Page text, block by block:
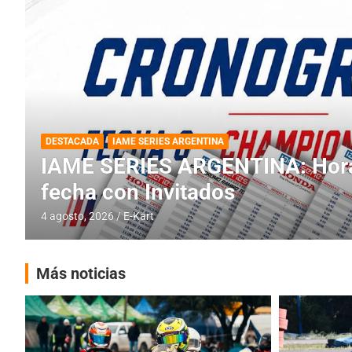
DESTACADA INFORME CENTRAL RMC BUENOS AIRES
RMC BUENOS AIRES: Cerró
histórica en Baradero
4 agosto, 2026 E-Kart
Más noticias